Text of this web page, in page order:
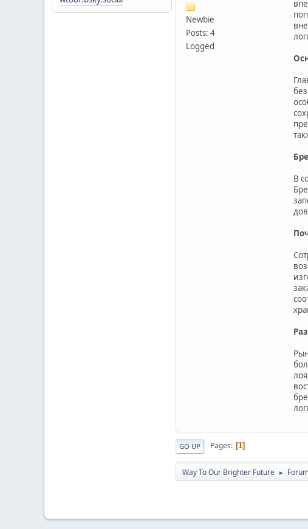
Newbie
Posts: 4
Logged
В
GO UP Pages 1
Way To Our Brighter Future ►